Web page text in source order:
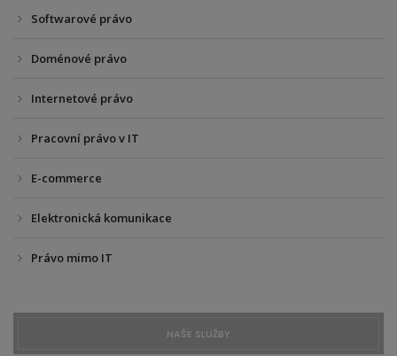
Softwarové právo
Doménové právo
Internetové právo
Pracovní právo v IT
E-commerce
Elektronická komunikace
Právo mimo IT
NAŠE SLUŽBY